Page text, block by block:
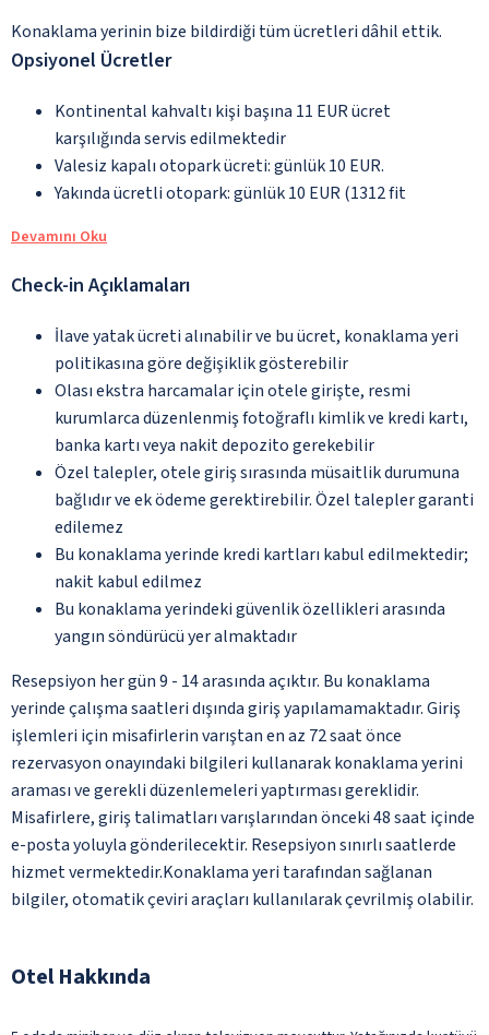
Konaklama yerinin bize bildirdiği tüm ücretleri dâhil ettik.
Opsiyonel Ücretler
Kontinental kahvaltı kişi başına 11 EUR ücret
karşılığında servis edilmektedir
Valesiz kapalı otopark ücreti: günlük 10 EUR.
Yakında ücretli otopark: günlük 10 EUR (1312 fit
Devamını Oku
Check-in Açıklamaları
İlave yatak ücreti alınabilir ve bu ücret, konaklama yeri
politikasına göre değişiklik gösterebilir
Olası ekstra harcamalar için otele girişte, resmi
kurumlarca düzenlenmiş fotoğraflı kimlik ve kredi kartı,
banka kartı veya nakit depozito gerekebilir
Özel talepler, otele giriş sırasında müsaitlik durumuna
bağlıdır ve ek ödeme gerektirebilir. Özel talepler garanti
edilemez
Bu konaklama yerinde kredi kartları kabul edilmektedir;
nakit kabul edilmez
Bu konaklama yerindeki güvenlik özellikleri arasında
yangın söndürücü yer almaktadır
Resepsiyon her gün 9 - 14 arasında açıktır. Bu konaklama
yerinde çalışma saatleri dışında giriş yapılamamaktadır. Giriş
işlemleri için misafirlerin varıştan en az 72 saat önce
rezervasyon onayındaki bilgileri kullanarak konaklama yerini
araması ve gerekli düzenlemeleri yaptırması gereklidir.
Misafirlere, giriş talimatları varışlarından önceki 48 saat içinde
e-posta yoluyla gönderilecektir. Resepsiyon sınırlı saatlerde
hizmet vermektedir.Konaklama yeri tarafından sağlanan
bilgiler, otomatik çeviri araçları kullanılarak çevrilmiş olabilir.
Otel Hakkında